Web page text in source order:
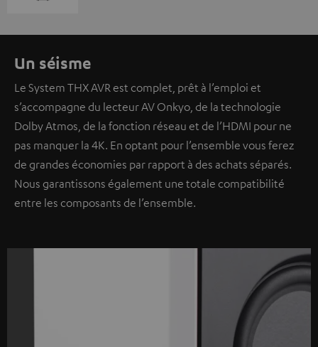
Un séisme
Le System THX AVR est complet, prêt à l’emploi et
s’accompagne du lecteur AV Onkyo, de la technologie
Dolby Atmos, de la fonction réseau et de l’HDMI pour ne
pas manquer la 4K. En optant pour l’ensemble vous ferez
de grandes économies par rapport à des achats séparés.
Nous garantissons également une totale compatibilité
entre les composants de l’ensemble.